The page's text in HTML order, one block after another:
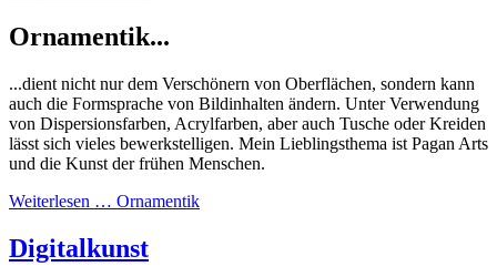
Ornamentik...
...dient nicht nur dem Verschönern von Oberflächen, sondern kann
auch die Formsprache von Bildinhalten ändern. Unter Verwendung
von Dispersionsfarben, Acrylfarben, aber auch Tusche oder Kreiden
lässt sich vieles bewerkstelligen. Mein Lieblingsthema ist Pagan Arts
und die Kunst der frühen Menschen.
Weiterlesen … Ornamentik
Digitalkunst